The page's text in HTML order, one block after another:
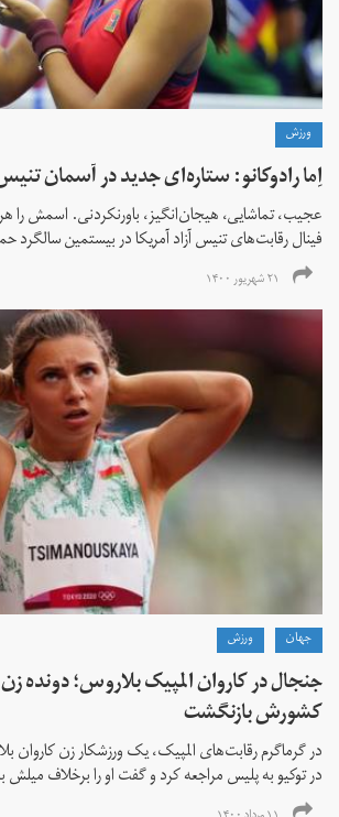
ورزش
اِما رادوکانو: ستاره‌ای جدید در آسمان
عجیب، تماشایی، هیجان‌انگیز، باورنکردنی. اسمش را
فینال رقابت‌های تنیس آزاد آمریکا در بیستمین سالگرد
۲۱ شهریور ۱۴۰۰
جهان ورزش
جنجال در کاروان المپیک بلاروس؛ دونده
کشورش بازنگشت
در گرماگرم رقابت‌های المپیک، یک ورزشکار زن کاروان
در توکیو به پلیس مراجعه کرد و گفت او را برخلاف میلش